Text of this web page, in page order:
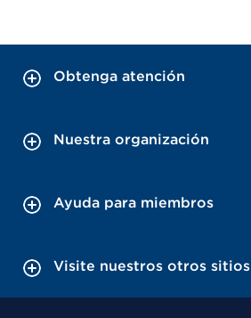
Obtenga atención
Nuestra organización
Ayuda para miembros
Visite nuestros otros sitios